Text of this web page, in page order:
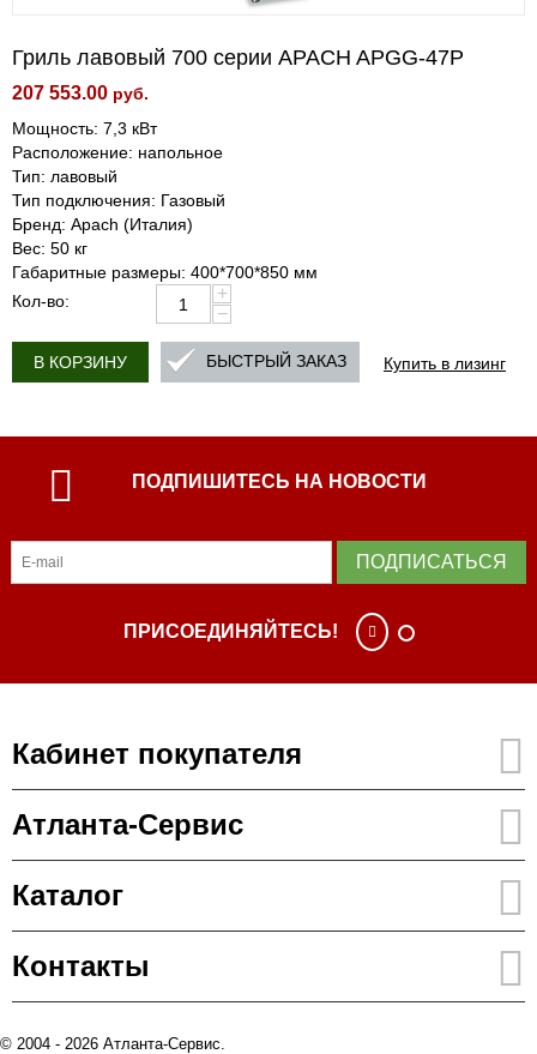
Гриль лавовый 700 серии APACH APGG-47P
207 553.00 руб.
Мощность: 7,3 кВт
Расположение: напольное
Тип: лавовый
Тип подключения: Газовый
Бренд: Apach (Италия)
Вес: 50 кг
Габаритные размеры: 400*700*850 мм
Кол-во:
+
−
В КОРЗИНУ Купить в лизинг
БЫСТРЫЙ ЗАКАЗ
ПОДПИШИТЕСЬ НА НОВОСТИ
ПОДПИСАТЬСЯ
ПРИСОЕДИНЯЙТЕСЬ!
Кабинет покупателя
Атланта-Сервис
Каталог
Контакты
© 2004 - 2026 Атланта-Сервис.